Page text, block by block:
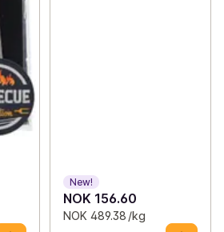
New!
NOK 156.60
NOK 489.38 /kg